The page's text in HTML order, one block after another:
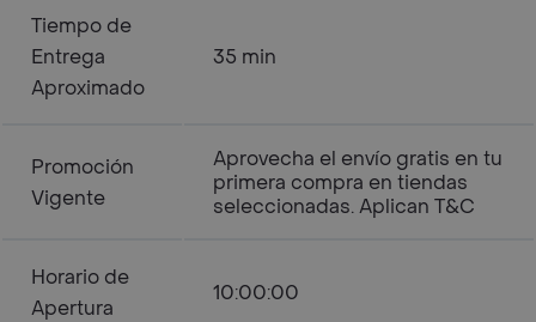
Tiempo de
Entrega
Aproximado
35 min
Promoción
Vigente
Aprovecha el envío gratis en tu
primera compra en tiendas
seleccionadas. Aplican T&C
Horario de
Apertura
10:00:00